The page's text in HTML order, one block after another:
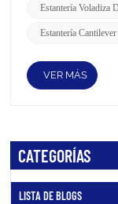
Estantería Voladiza
Estantería
VER MÁS
CATEGORÍAS
LISTA DE BLOGS